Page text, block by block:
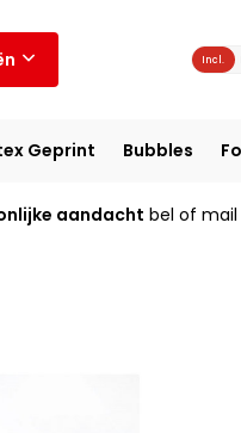
Incl.
Geprint Bubbles
aandacht bel of